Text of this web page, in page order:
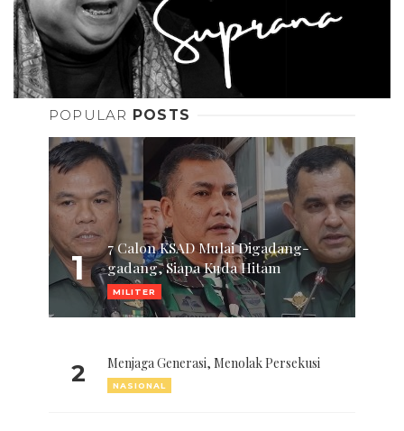
POPULAR POSTS
1
7 Calon KSAD Mulai Digadang-
gadang, Siapa Kuda Hitam
MILITER
2 Menjaga Generasi, Menolak Persekusi
NASIONAL